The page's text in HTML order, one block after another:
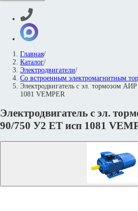
Главная/
Каталог/
Электродвигатели/
Со встроенным электромагнитным
Электродвигатель с эл. тормозом
1081 VEMPER
Электродвигатель с эл.
90/750 У2 ET исп 1081